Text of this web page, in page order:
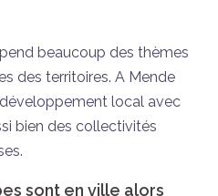
beaucoup des thèmes
des territoires. A Mende
local avec
bien des collectivités
sont en ville alors